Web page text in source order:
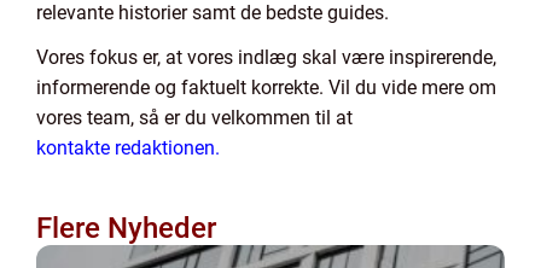
relevante historier samt de bedste guides.
Vores fokus er, at vores indlæg skal være inspirerende,
informerende og faktuelt korrekte. Vil du vide mere om
vores team, så er du velkommen til at
kontakte redaktionen.
Flere Nyheder